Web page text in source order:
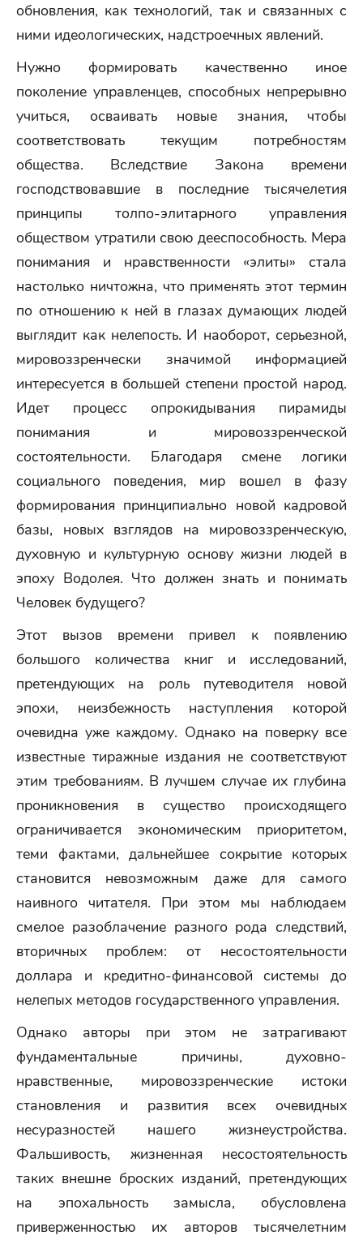
обновления, как технологий, так и связанных с
ними идеологических, надстроечных явлений.
Нужно формировать качественно иное
поколение управленцев, способных непрерывно
учиться, осваивать новые знания, чтобы
соответствовать текущим потребностям
общества. Вследствие Закона времени
господствовавшие в последние тысячелетия
принципы толпо-элитарного управления
обществом утратили свою дееспособность. Мера
понимания и нравственности «элиты» стала
настолько ничтожна, что применять этот термин
по отношению к ней в глазах думающих людей
выглядит как нелепость. И наоборот, серьезной,
мировоззренчески значимой информацией
интересуется в большей степени простой народ.
Идет процесс опрокидывания пирамиды
понимания и мировоззренческой
состоятельности. Благодаря смене логики
социального поведения, мир вошел в фазу
формирования принципиально новой кадровой
базы, новых взглядов на мировоззренческую,
духовную и культурную основу жизни людей в
эпоху Водолея. Что должен знать и понимать
Человек будущего?
Этот вызов времени привел к появлению
большого количества книг и исследований,
претендующих на роль путеводителя новой
эпохи, неизбежность наступления которой
очевидна уже каждому. Однако на поверку все
известные тиражные издания не соответствуют
этим требованиям. В лучшем случае их глубина
проникновения в существо происходящего
ограничивается экономическим приоритетом,
теми фактами, дальнейшее сокрытие которых
становится невозможным даже для самого
наивного читателя. При этом мы наблюдаем
смелое разоблачение разного рода следствий,
вторичных проблем: от несостоятельности
доллара и кредитно-финансовой системы до
нелепых методов государственного управления.
Однако авторы при этом не затрагивают
фундаментальные причины, духовно-
нравственные, мировоззренческие истоки
становления и развития всех очевидных
несуразностей нашего жизнеустройства.
Фальшивость, жизненная несостоятельность
таких внешне броских изданий, претендующих
на эпохальность замысла, обусловлена
приверженностью их авторов тысячелетним